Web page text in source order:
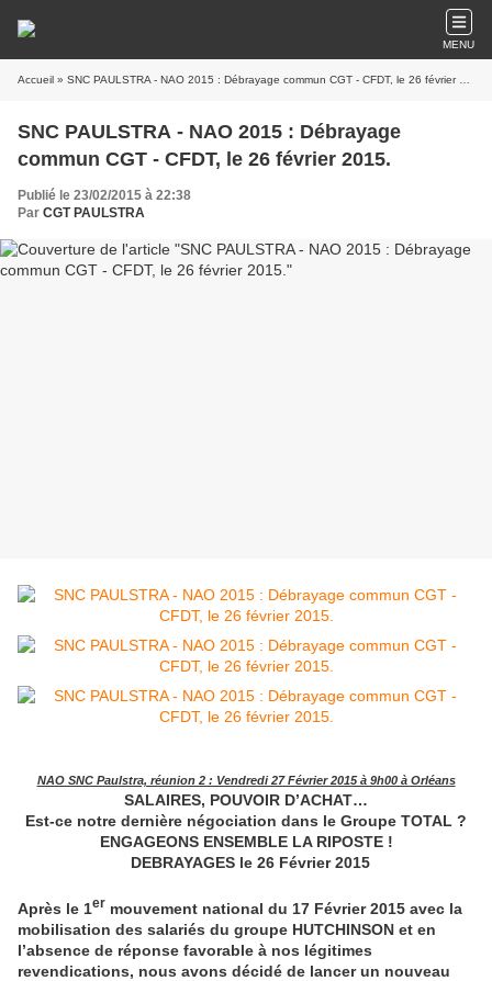
MENU
Accueil » SNC PAULSTRA - NAO 2015 : Débrayage commun CGT - CFDT, le 26 février 2015.
SNC PAULSTRA - NAO 2015 : Débrayage
commun CGT - CFDT, le 26 février 2015.
Publié le 23/02/2015 à 22:38
Par CGT PAULSTRA
NAO SNC Paulstra, réunion 2 : Vendredi 27 Février 2015 à 9h00 à Orléans
SALAIRES, POUVOIR D’ACHAT…
Est-ce notre dernière négociation dans le Groupe TOTAL ?
ENGAGEONS ENSEMBLE LA RIPOSTE !
DEBRAYAGES le 26 Février 2015
Après le 1er mouvement national du 17 Février 2015 avec la
mobilisation des salariés du groupe HUTCHINSON et en
l’absence de réponse favorable à nos légitimes
revendications, nous avons décidé de lancer un nouveau